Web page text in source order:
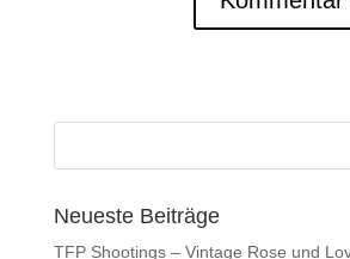
Neueste Beiträge
TFP Shootings – Vintage Rose und